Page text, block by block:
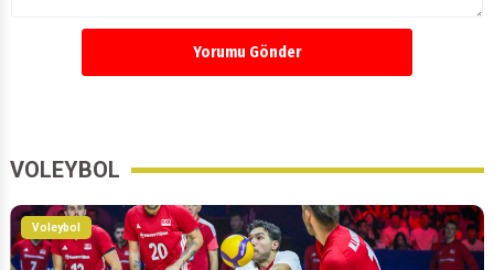
Yorumu Gönder
VOLEYBOL
Voleybol